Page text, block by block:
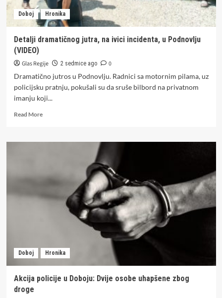
Doboj Hronika
Detalji dramatičnog jutra, na ivici incidenta, u Podnovlju
(VIDEO)
Glas Regije 2 sedmice ago
0
Dramatično jutros u Podnovlju. Radnici sa motornim pilama, uz
policijsku pratnju, pokušali su da sruše bilbord na privatnom
imanju koji...
Read MoreRead
Detalji
ivici
u
Podnovlju
Doboj Hronika
Akcija policije u Doboju: Dvije osobe uhapšene zbog
droge